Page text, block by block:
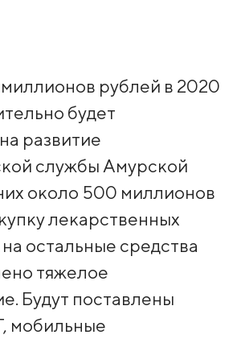
рублей в 2020
будет
развитие
службы Амурской
около 500 миллионов
лекарственных
остальные средства
тяжелое
Будут поставлены
мобильные